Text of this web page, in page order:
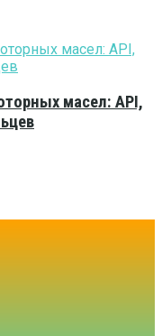
масел: API,